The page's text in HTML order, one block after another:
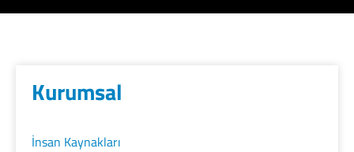
Kurumsal
İnsan Kaynakları